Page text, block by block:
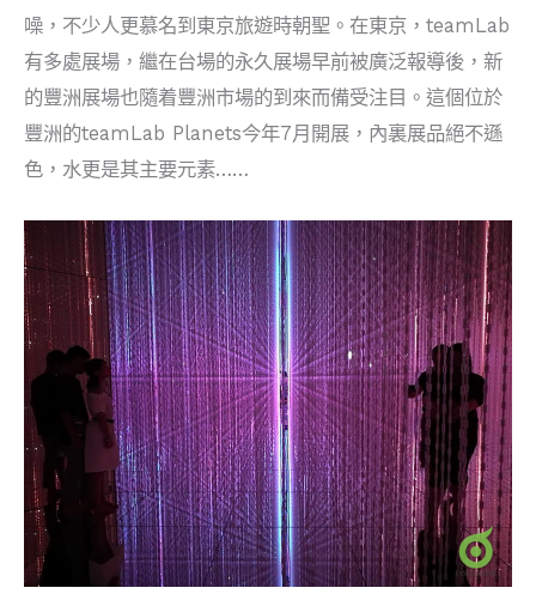
噪，不少人更慕名到東京旅遊時朝聖。在東京，teamLab
有多處展場，繼在台場的永久展場早前被廣泛報導後，新
的豐洲展場也隨着豐洲市場的到來而備受注目。這個位於
豐洲的teamLab Planets今年7月開展，內裏展品絕不遜
色，水更是其主要元素……